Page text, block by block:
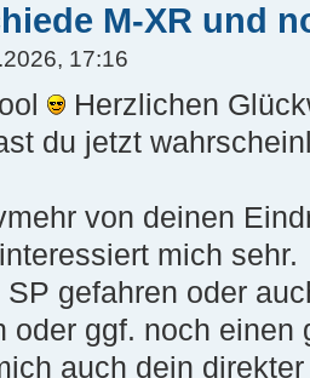
M-XR und
17:16
Herzlichen
du jetzt
von deinen
mich sehr.
gefahren oder
oder ggf. noch einen
auch dein